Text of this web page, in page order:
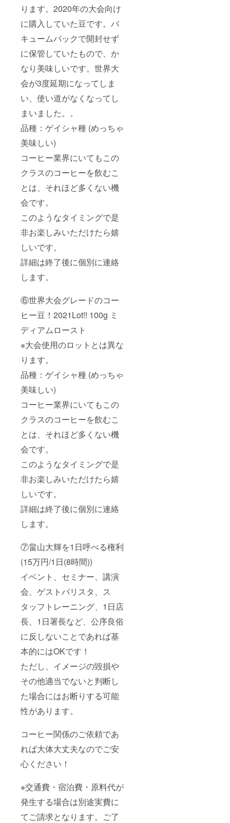
ります。2020年の大会向け
に購入していた豆です。バ
キュームパックで開封せず
に保管していたもので、か
なり美味しいです。世界大
会が3度延期になってしま
い、使い道がなくなってし
まいました。。
品種：ゲイシャ種 (めっちゃ
美味しい)
コーヒー業界にいてもこの
クラスのコーヒーを飲むこ
とは、それほど多くない機
会です。
このようなタイミングで是
非お楽しみいただけたら嬉
しいです。
詳細は終了後に個別に連絡
します。
⑥世界大会グレードのコー
ヒー豆！2021Lot!! 100g ミ
ディアムロースト
※大会使用のロットとは異な
ります。
品種：ゲイシャ種 (めっちゃ
美味しい)
コーヒー業界にいてもこの
クラスのコーヒーを飲むこ
とは、それほど多くない機
会です。
このようなタイミングで是
非お楽しみいただけたら嬉
しいです。
詳細は終了後に個別に連絡
します。
⑦畠山大輝を1日呼べる権利
(15万円/1日(8時間))
イベント、セミナー、講演
会、ゲストバリスタ、ス
タッフトレーニング、1日店
長、1日署長など、公序良俗
に反しないことであれば基
本的にはOKです！
ただし、イメージの毀損や
その他適当でないと判断し
た場合にはお断りする可能
性があります。
コーヒー関係のご依頼であ
れば大体大丈夫なのでご安
心ください！
※交通費・宿泊費・原料代が
発生する場合は別途実費に
てご請求となります。ご了